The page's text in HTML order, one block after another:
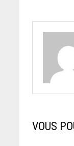
VOUS